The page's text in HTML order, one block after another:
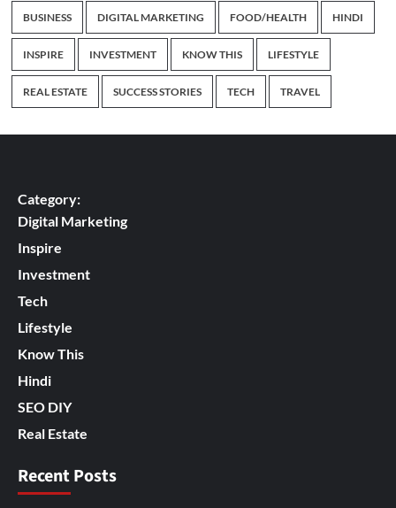
BUSINESS DIGITAL MARKETING FOOD/HEALTH HINDI
INSPIRE INVESTMENT KNOW THIS LIFESTYLE
REAL ESTATE SUCCESS STORIES TECH TRAVEL
Category:
Digital Marketing
Inspire
Investment
Tech
Lifestyle
Know This
Hindi
SEO DIY
Real Estate
Recent Posts